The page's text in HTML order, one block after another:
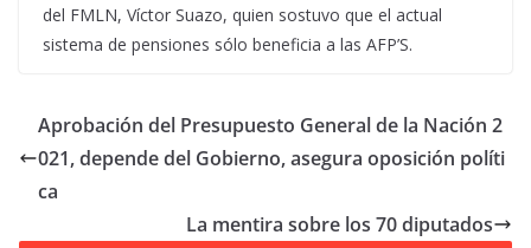
del FMLN, Víctor Suazo, quien sostuvo que el actual
sistema de pensiones sólo beneficia a las AFP’S.
Aprobación del Presupuesto General de la Nación 2
021, depende del Gobierno, asegura oposición políti
ca
La mentira sobre los 70 diputados